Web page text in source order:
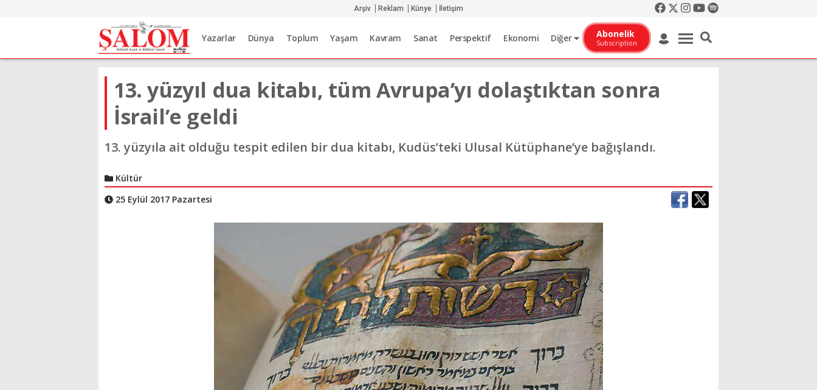
Arşiv Reklam Künye İletişim
Yazarlar Dünya Toplum Yaşam Kavram Sanat Perspektif Ekonomi Diğer Abonelik
Subscription
13. yüzyıl dua kitabı, tüm Avrupa’yı dolaştıktan sonra
İsrail’e geldi
13. yüzyıla ait olduğu tespit edilen bir dua kitabı, Kudüs’teki Ulusal Kütüphane’ye bağışlandı.
Kültür
25 Eylül 2017 Pazartesi